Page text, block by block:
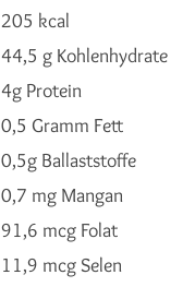
205 kcal
44,5 g Kohlenhydrate
4g Protein
0,5 Gramm Fett
0,5g Ballaststoffe
0,7 mg Mangan
91,6 mcg Folat
11,9 mcg Selen